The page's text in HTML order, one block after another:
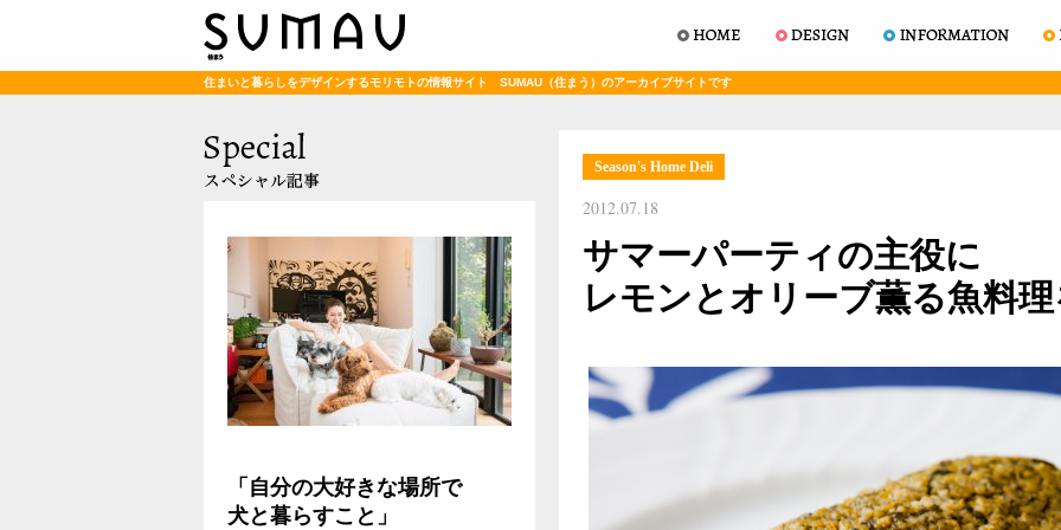
住まいと暮らしをデザインするモリモトの情報サイト SUMAU（住まう）のアーカイブサイトです
Season's Home Deli
2012.07.18
サマーパーティの主役に
レモンとオリーブ薫る魚料
「自分の大好きな場所で
犬と暮らすこと」